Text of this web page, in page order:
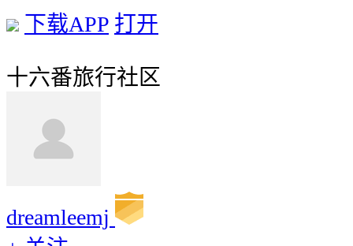
下载APP 打开
十六番旅行社区
dreamleemj